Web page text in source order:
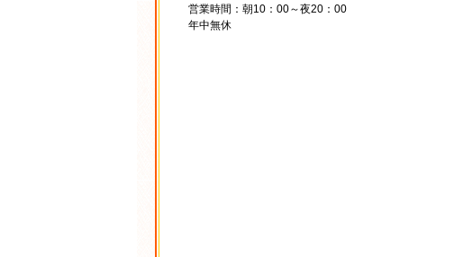
営業時間：朝10：00～夜20：00
年中無休